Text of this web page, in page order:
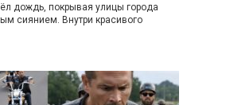
дождь, покрывая улицы города
сиянием. Внутри красивого